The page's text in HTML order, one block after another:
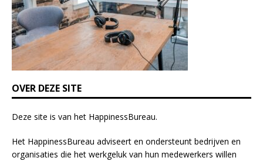
l
d
b
l
n
k
.
OVER DEZE SITE
Deze site is van het HappinessBureau.
Het HappinessBureau adviseert en ondersteunt bedrijven en
organisaties die het werkgeluk van hun medewerkers willen